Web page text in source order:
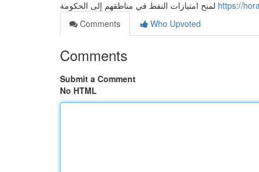
https://
Comments
Who Upvoted
Comments
Submit a Comment
No HTML